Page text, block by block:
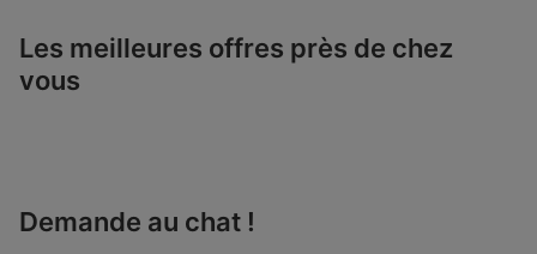
Les meilleures offres près de chez
vous
Demande au chat !